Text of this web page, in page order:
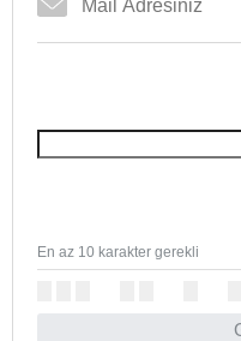
En az 10 karakter gerekli